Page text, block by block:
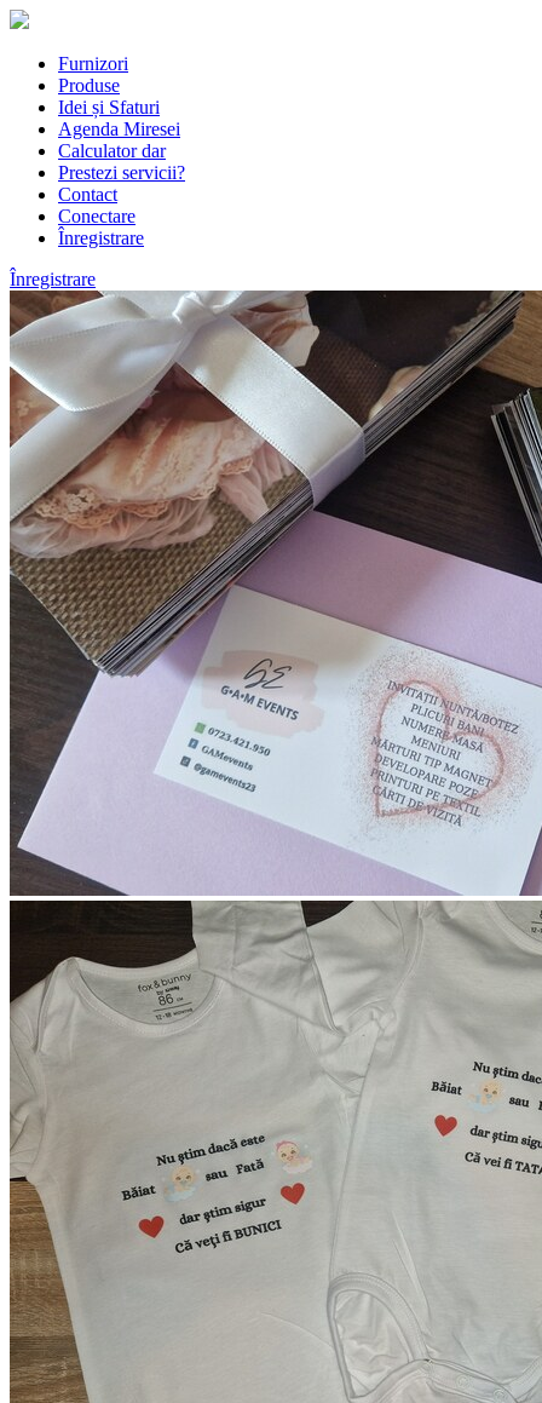
Furnizori
Produse
Idei și Sfaturi
Agenda Miresei
Calculator dar
Prestezi servicii?
Contact
Conectare
Înregistrare
Înregistrare